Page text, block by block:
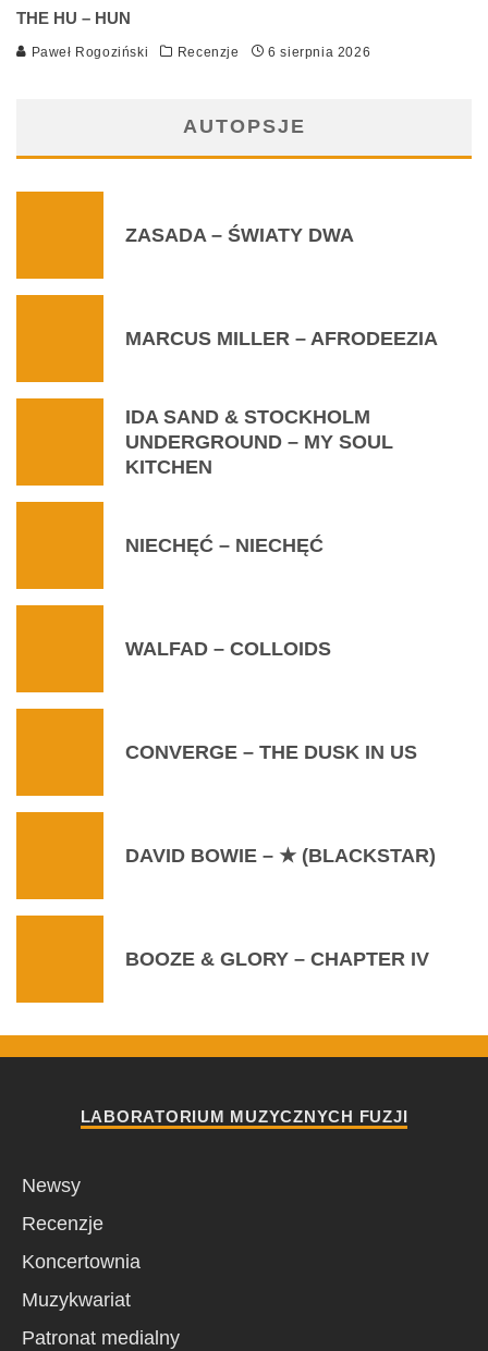
THE HU – HUN
Paweł Rogoziński Recenzje 6 sierpnia 2026
AUTOPSJE
ZASADA – ŚWIATY DWA
MARCUS MILLER – AFRODEEZIA
IDA SAND & STOCKHOLM
UNDERGROUND – MY SOUL
KITCHEN
NIECHĘĆ – NIECHĘĆ
WALFAD – COLLOIDS
CONVERGE – THE DUSK IN US
DAVID BOWIE – ★ (BLACKSTAR)
BOOZE & GLORY – CHAPTER IV
LABORATORIUM MUZYCZNYCH FUZJI
Newsy
Recenzje
Koncertownia
Muzykwariat
Patronat medialny